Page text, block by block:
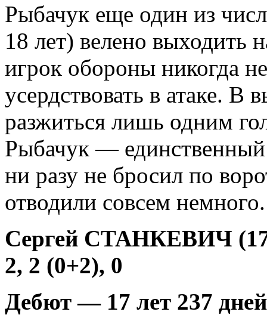
Рыбачук еще один из
18 лет) велено выходить
игрок обороны никогда
усердствовать в атаке. В
разжиться лишь одним
Рыбачук — единственный
ни разу не бросил по
отводили совсем немного.
Сергей СТАНКЕВИЧ (17
2, 2 (0+2), 0
Дебют — 17 лет 237 дней